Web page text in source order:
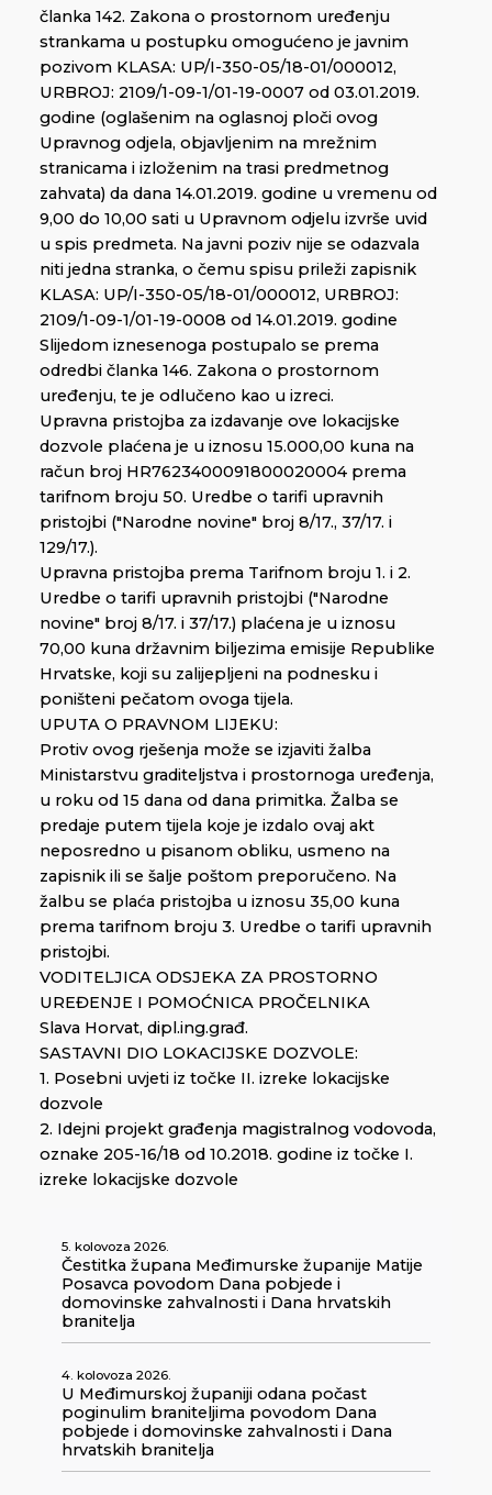
članka 142. Zakona o prostornom uređenju
strankama u postupku omogućeno je javnim
pozivom KLASA: UP/I-350-05/18-01/000012,
URBROJ: 2109/1-09-1/01-19-0007 od 03.01.2019.
godine (oglašenim na oglasnoj ploči ovog
Upravnog odjela, objavljenim na mrežnim
stranicama i izloženim na trasi predmetnog
zahvata) da dana 14.01.2019. godine u vremenu od
9,00 do 10,00 sati u Upravnom odjelu izvrše uvid
u spis predmeta. Na javni poziv nije se odazvala
niti jedna stranka, o čemu spisu prileži zapisnik
KLASA: UP/I-350-05/18-01/000012, URBROJ:
2109/1-09-1/01-19-0008 od 14.01.2019. godine
Slijedom iznesenoga postupalo se prema
odredbi članka 146. Zakona o prostornom
uređenju, te je odlučeno kao u izreci.
Upravna pristojba za izdavanje ove lokacijske
dozvole plaćena je u iznosu 15.000,00 kuna na
račun broj HR7623400091800020004 prema
tarifnom broju 50. Uredbe o tarifi upravnih
pristojbi ("Narodne novine" broj 8/17., 37/17. i
129/17.).
Upravna pristojba prema Tarifnom broju 1. i 2.
Uredbe o tarifi upravnih pristojbi ("Narodne
novine" broj 8/17. i 37/17.) plaćena je u iznosu
70,00 kuna državnim biljezima emisije Republike
Hrvatske, koji su zalijepljeni na podnesku i
poništeni pečatom ovoga tijela.
UPUTA O PRAVNOM LIJEKU:
Protiv ovog rješenja može se izjaviti žalba
Ministarstvu graditeljstva i prostornoga uređenja,
u roku od 15 dana od dana primitka. Žalba se
predaje putem tijela koje je izdalo ovaj akt
neposredno u pisanom obliku, usmeno na
zapisnik ili se šalje poštom preporučeno. Na
žalbu se plaća pristojba u iznosu 35,00 kuna
prema tarifnom broju 3. Uredbe o tarifi upravnih
pristojbi.
VODITELJICA ODSJEKA ZA PROSTORNO
UREĐENJE I POMOĆNICA PROČELNIKA
Slava Horvat, dipl.ing.građ.
SASTAVNI DIO LOKACIJSKE DOZVOLE:
1. Posebni uvjeti iz točke II. izreke lokacijske
dozvole
2. Idejni projekt građenja magistralnog vodovoda,
oznake 205-16/18 od 10.2018. godine iz točke I.
izreke lokacijske dozvole
5. kolovoza 2026.
Čestitka župana Međimurske županije Matije
Posavca povodom Dana pobjede i
domovinske zahvalnosti i Dana hrvatskih
branitelja
4. kolovoza 2026.
U Međimurskoj županiji odana počast
poginulim braniteljima povodom Dana
pobjede i domovinske zahvalnosti i Dana
hrvatskih branitelja